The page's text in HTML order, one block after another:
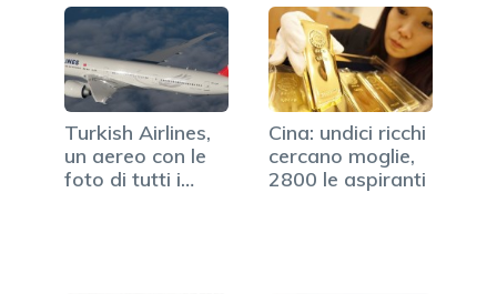
Turkish Airlines,
un aereo con le
foto di tutti i
Cina: undici ricchi
cercano moglie,
2800 le aspiranti